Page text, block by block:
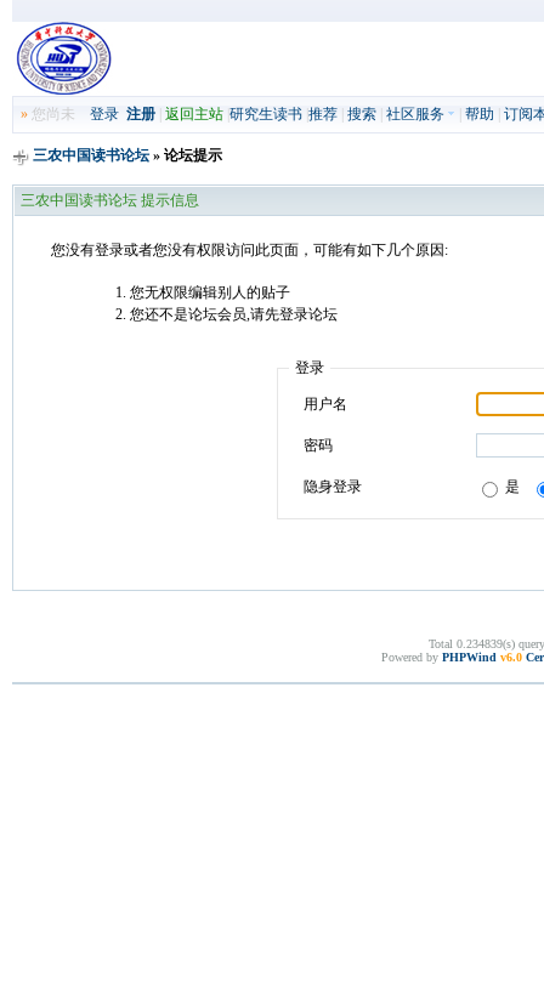
»您尚未 登录 注册| 返回主站| 研究生读书| 推荐| 搜索| 社区服务 帮助 订阅
三农中国读书论坛» 论坛提示
三农中国读书论坛 提示信息
您没有登录或者您没有权限访问此页面，可能有如下几个原因:
您无权限编辑别人的贴子
您还不是论坛会员,请先登录论坛
登录
用户名
密码
隐身登录 是
Total 0.234839(s)
Powered by PHPWind v6.0